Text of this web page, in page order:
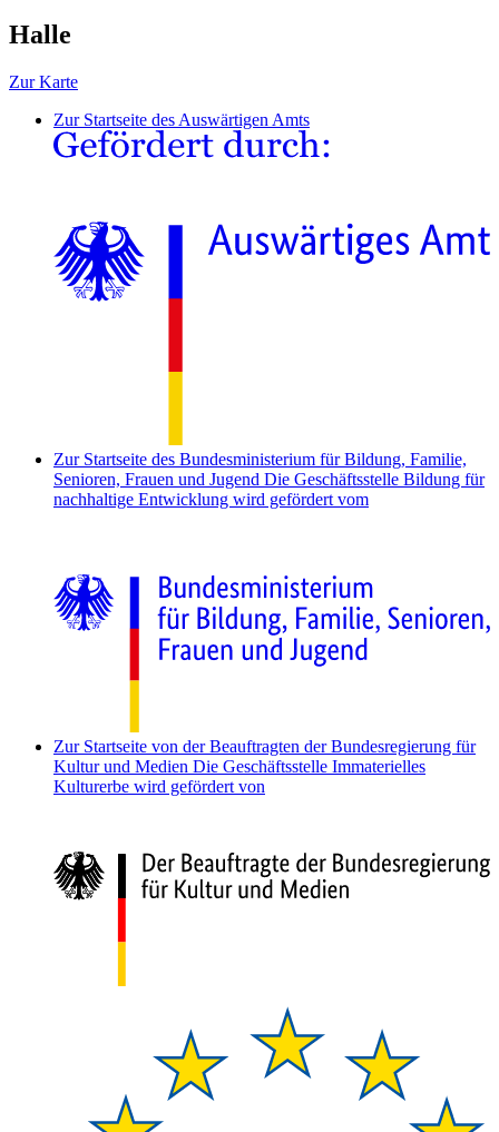
Halle
Zur Karte
Zur Startseite des Auswärtigen Amts
Zur Startseite des Bundesministerium für Bildung, Familie,
Senioren, Frauen und Jugend Die Geschäftsstelle Bildung für
nachhaltige Entwicklung wird gefördert vom
Zur Startseite von der Beauftragten der Bundesregierung für
Kultur und Medien Die Geschäftsstelle Immaterielles
Kulturerbe wird gefördert von